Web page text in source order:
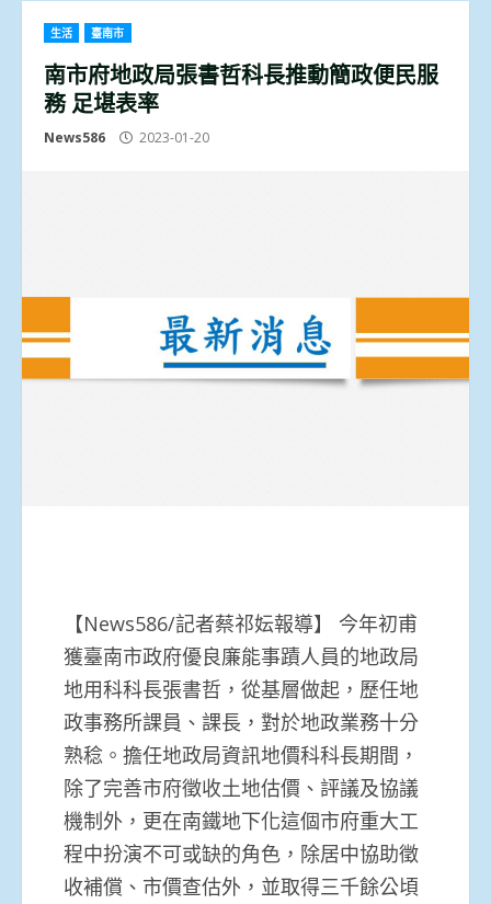
生活 臺南市
南市府地政局張書哲科長推動簡政便民服
務 足堪表率
News586 2023-01-20
【News586/記者蔡祁妘報導】 今年初甫
獲臺南市政府優良廉能事蹟人員的地政局
地用科科長張書哲，從基層做起，歷任地
政事務所課員、課長，對於地政業務十分
熟稔。擔任地政局資訊地價科科長期間，
除了完善市府徵收土地估價、評議及協議
機制外，更在南鐵地下化這個市府重大工
程中扮演不可或缺的角色，除居中協助徵
收補償、市價查估外，並取得三千餘公頃